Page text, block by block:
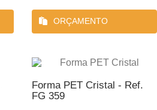
ORÇAMENTO
Forma PET Cristal - Ref.
FG 359